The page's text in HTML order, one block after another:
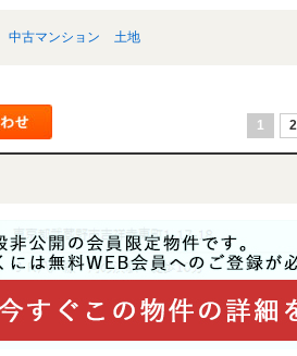
中古マンション 土地
1 2